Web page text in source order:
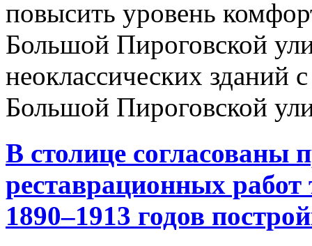
повысить уровень
Большой Пироговской
неоклассических
Большой Пироговской
В столице согласованы
реставрационных
1890–1913 годов